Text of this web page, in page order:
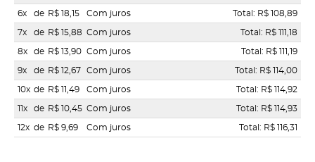
6x de R$ 18,15 Com juros Total: R$ 108,89
7x de R$ 15,88 Com juros Total: R$ 111,18
8x de R$ 13,90 Com juros Total: R$ 111,19
9x de R$ 12,67 Com juros Total: R$ 114,00
10x de R$ 11,49 Com juros Total: R$ 114,92
11x de R$ 10,45 Com juros Total: R$ 114,93
12x de R$ 9,69 Com juros Total: R$ 116,31